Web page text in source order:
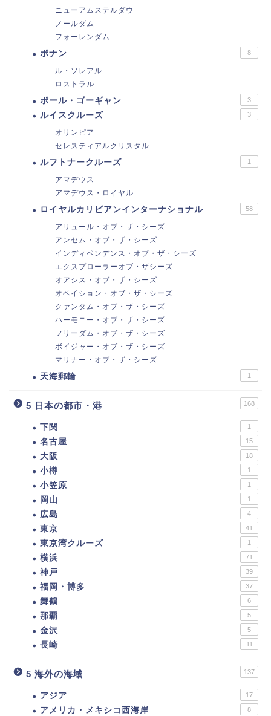
ニューアムステルダウ
ノールダム
フォーレンダム
ポナン 8
ル・ソレアル
ロストラル
ポール・ゴーギャン 3
ルイスクルーズ 3
オリンピア
セレスティアルクリスタル
ルフトナークルーズ 1
アマデウス
アマデウス・ロイヤル
ロイヤルカリビアンインターナショナル 58
アリュール・オブ・ザ・シーズ
アンセム・オブ・ザ・シーズ
インディペンデンス・オブ・ザ・シーズ
エクスプローラーオブ・ザシーズ
オアシス・オブ・ザ・シーズ
オベイション・オブ・ザ・シーズ
クァンタム・オブ・ザ・シーズ
ハーモニー・オブ・ザ・シーズ
フリーダム・オブ・ザ・シーズ
ボイジャー・オブ・ザ・シーズ
マリナー・オブ・ザ・シーズ
天海郵輪 1
5 日本の都市・港 168
下関 1
名古屋 15
大阪 18
小樽 1
小笠原 1
岡山 1
広島 4
東京 41
東京湾クルーズ 1
横浜 71
神戸 39
福岡・博多 37
舞鶴 6
那覇 5
金沢 5
長崎 11
5 海外の海域 137
アジア 17
アメリカ・メキシコ西海岸 8